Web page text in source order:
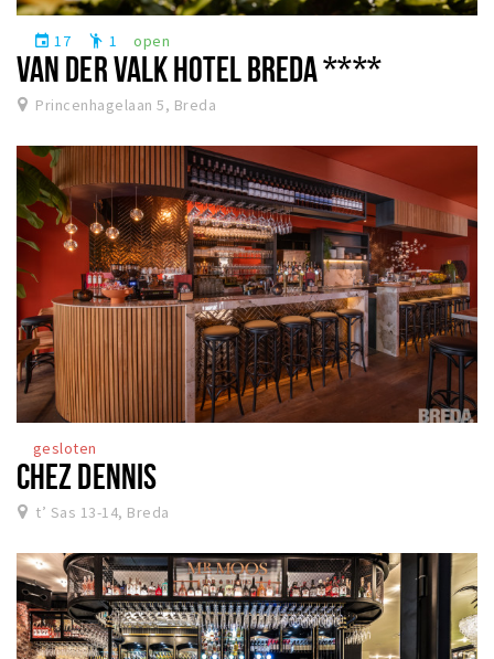
event 17 emoji_people 1 open
VAN DER VALK HOTEL BREDA ****
Princenhagelaan 5, Breda
gesloten
CHEZ DENNIS
t’ Sas 13-14, Breda